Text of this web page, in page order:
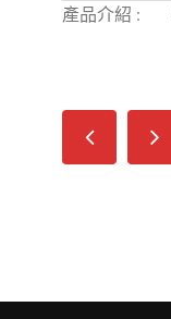
產品介紹 :